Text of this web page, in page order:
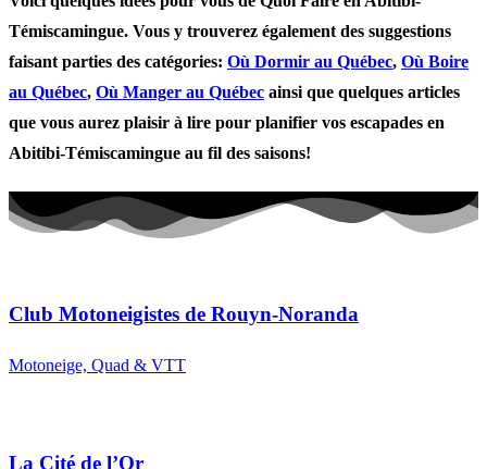
Témiscamingue. Vous y trouverez également des suggestions
faisant parties des catégories: Où Dormir au Québec, Où Boire
au Québec, Où Manger au Québec ainsi que quelques articles
que vous aurez plaisir à lire pour planifier vos escapades en
Abitibi-Témiscamingue au fil des saisons!
Club Motoneigistes de Rouyn-Noranda
Motoneige, Quad & VTT
La Cité de l’Or